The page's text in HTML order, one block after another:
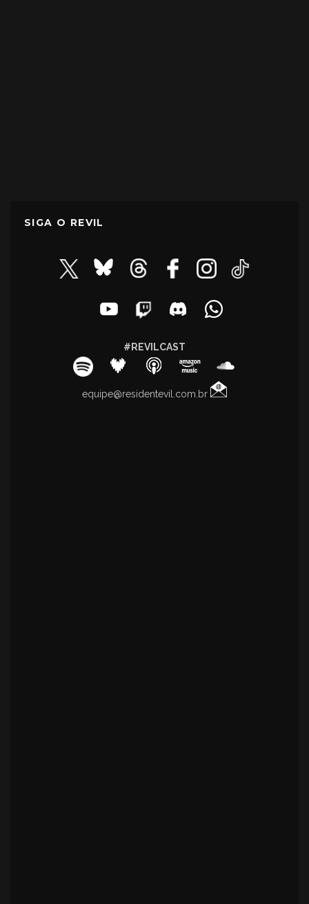
SIGA O REVIL
#REVILCAST
equipe@residentevil.com.br